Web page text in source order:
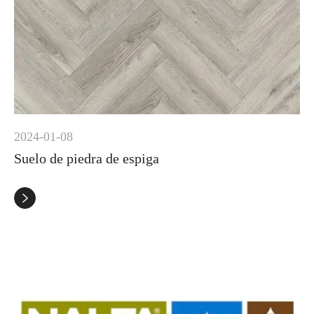
2024-01-08
Suelo de piedra de espiga
